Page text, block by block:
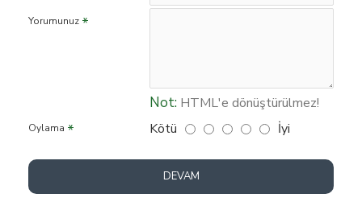
Yorumunuz
Not: HTML'e dönüştürülmez!
Oylama Kötü İyi
DEVAM